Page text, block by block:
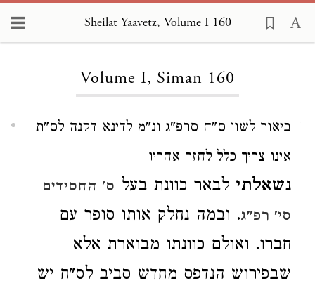
Sheilat Yaavetz, Volume I 160
Volume I, Siman 160
1
ביאור לשון ס"ח סרפ"ג ונ"מ לדינא דקנה לס"ת
אינו צריך כלל לחזר אחריו
נשאלתי לבאר כוונת בעל ס' החסידים
סי' רפ"ג. ובמה נחלק אותו סופר עם
חברו. ואולם כוונתו מבוארת אלא
שבפירוש הנדפס מחדש סביב לס"ח יש